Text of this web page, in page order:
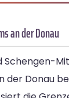
an der Donau
der Donau